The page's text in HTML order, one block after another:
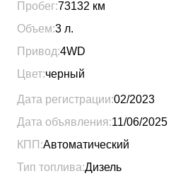
Пробег:73132 км
Объем:3 л.
Привод:4WD
Цвет:черный
Дата регистрации:02/2023
Дата объявления:11/06/2025
КПП:Автоматический
Тип топлива:Дизель